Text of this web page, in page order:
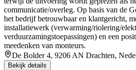
communicatie/overleg. Op basis van de
het bedrijf betrouwbaar en klantgericht,
installatiewerk (verwarming/riolering/
verduurzamingstoepassingen) en een
meedenken van monteurs.
De Bolder 4, 9206 AN Drachten,
Bekijk details